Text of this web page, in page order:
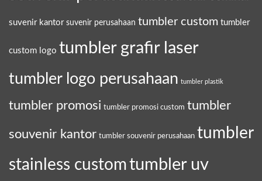
suvenir kantor suvenir perusahaan tumbler custom tumbler
custom logo tumbler grafir laser
tumbler logo perusahaan tumbler plastik
tumbler promosi tumbler promosi custom tumbler
souvenir kantor tumbler souvenir perusahaan tumbler
stainless customtumbler uv